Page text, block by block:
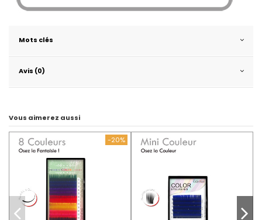
Mots clés
Avis (0)
Vous aimerez aussi
-20%